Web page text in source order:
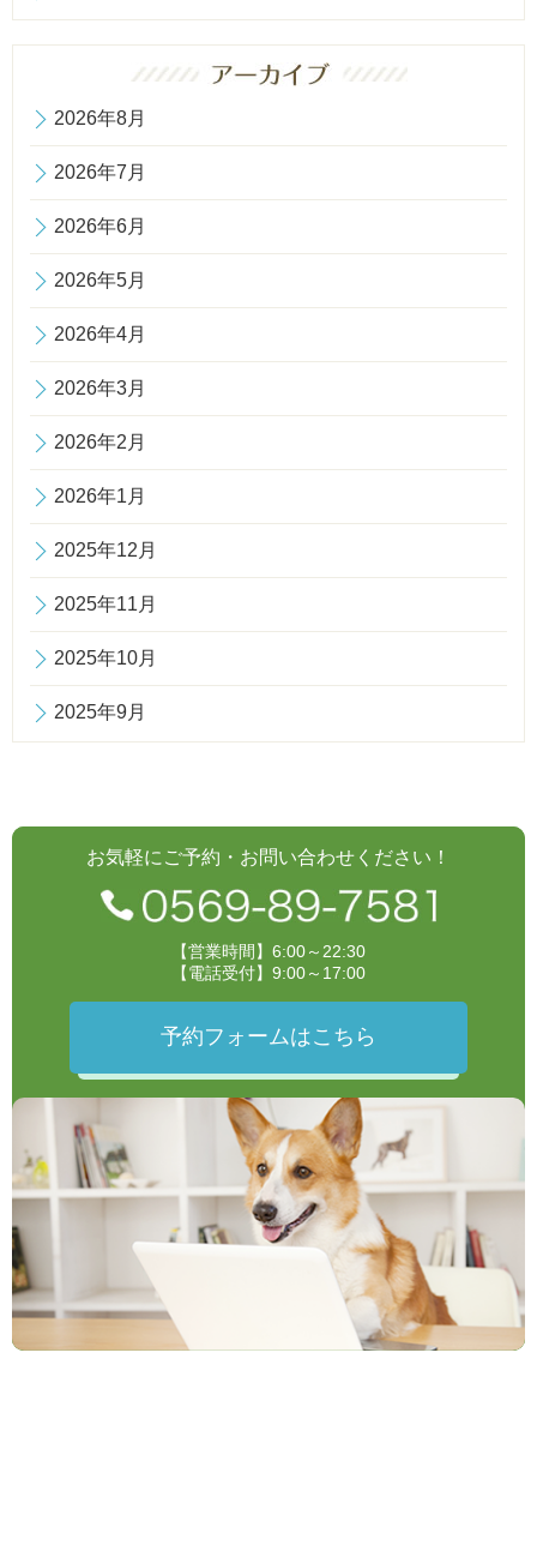
2026年8月
2026年7月
2026年6月
2026年5月
2026年4月
2026年3月
2026年2月
2026年1月
2025年12月
2025年11月
2025年10月
2025年9月
お気軽にご予約・お問い合わせください！
【営業時間】6:00～22:30
【電話受付】9:00～17:00
予約フォームはこちら